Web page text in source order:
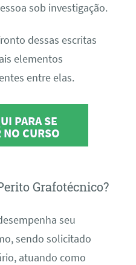
sob investigação.
dessas escritas
elementos
entre elas.
PARA SE
NO CURSO
Grafotécnico?
seu
sendo solicitado
atuando como